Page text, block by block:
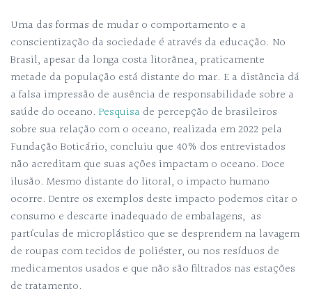
Uma das formas de mudar o comportamento e a
conscientização da sociedade é através da educação. No
Brasil, apesar da longa costa litorânea, praticamente
metade da população está distante do mar. E a distância dá
a falsa impressão de ausência de responsabilidade sobre a
saúde do oceano. Pesquisa de percepção de brasileiros
sobre sua relação com o oceano, realizada em 2022 pela
Fundação Boticário, concluiu que 40% dos entrevistados
não acreditam que suas ações impactam o oceano. Doce
ilusão. Mesmo distante do litoral, o impacto humano
ocorre. Dentre os exemplos deste impacto podemos citar o
consumo e descarte inadequado de embalagens, as
partículas de microplástico que se desprendem na lavagem
de roupas com tecidos de poliéster, ou nos resíduos de
medicamentos usados e que não são filtrados nas estações
de tratamento.